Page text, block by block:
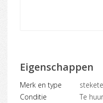
Eigenschappen
Merk en type
Conditie
Te